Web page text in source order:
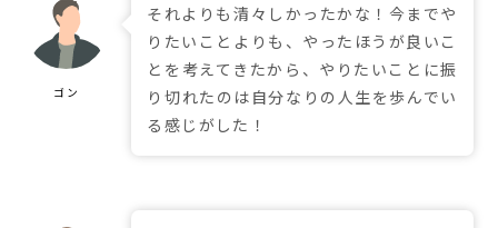
それよりも清々しかったかな！今までや
りたいことよりも、やったほうが良いこ
とを考えてきたから、やりたいことに振
り切れたのは自分なりの人生を歩んでい
る感じがした！